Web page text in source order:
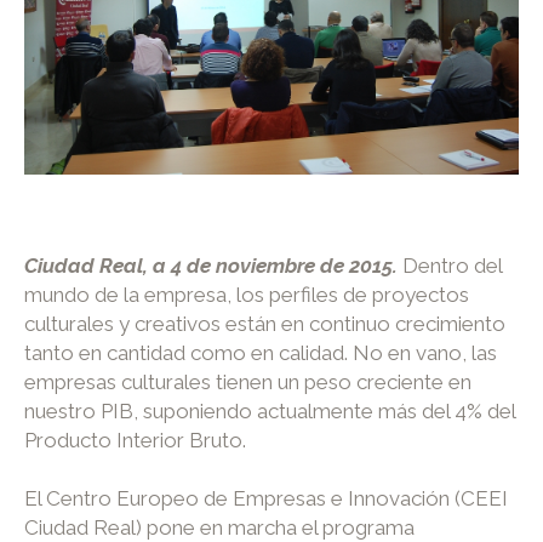
Ciudad Real, a 4 de noviembre de 2015. Dentro del
mundo de la empresa, los perfiles de proyectos
culturales y creativos están en continuo crecimiento
tanto en cantidad como en calidad. No en vano, las
empresas culturales tienen un peso creciente en
nuestro PIB, suponiendo actualmente más del 4% del
Producto Interior Bruto.
El Centro Europeo de Empresas e Innovación (CEEI
Ciudad Real) pone en marcha el programa